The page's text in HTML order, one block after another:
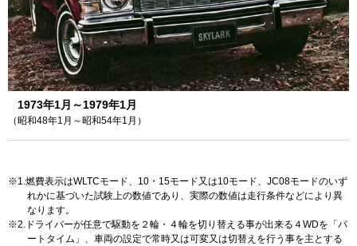
1973年1月～1979年1月
（昭和48年1月～昭和54年1月）
1.燃費表示はWLTCモード、10・15モード又は10モード、JC08モードのいず
れかに基づいた試験上の数値であり、実際の数値は走行条件などにより異
なります。
2.ドライバーが任意で駆動を２輪・４輪を切り替える事が出来る４WDを「パ
ートタイム」、車両の設定で常時又は可変又は切替えを行う事を主とする